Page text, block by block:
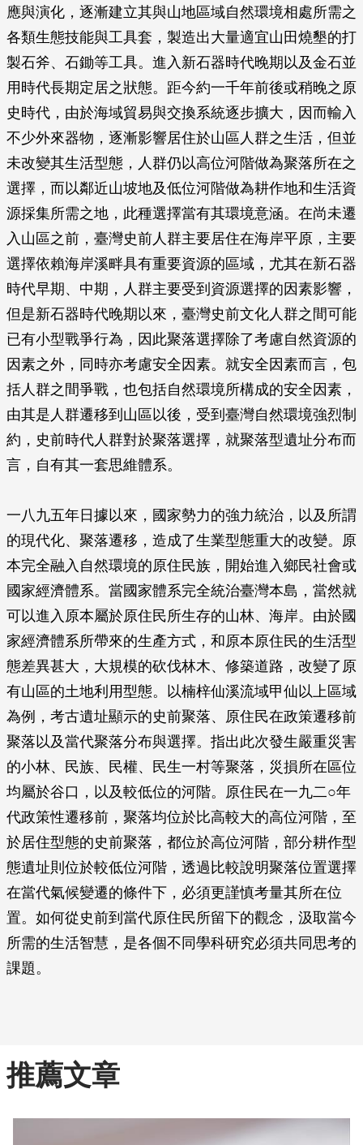
應與演化，逐漸建立其與山地區域自然環境相處所需之
各類生態技能與工具套，製造出大量適宜山田燒墾的打
製石斧、石鋤等工具。進入新石器時代晚期以及金石並
用時代長期定居之狀態。距今約一千年前後或稍晚之原
史時代，由於海域貿易與交換系統逐步擴大，因而輸入
不少外來器物，逐漸影響居住於山區人群之生活，但並
未改變其生活型態，人群仍以高位河階做為聚落所在之
選擇，而以鄰近山坡地及低位河階做為耕作地和生活資
源採集所需之地，此種選擇當有其環境意涵。在尚未遷
入山區之前，臺灣史前人群主要居住在海岸平原，主要
選擇依賴海岸溪畔具有重要資源的區域，尤其在新石器
時代早期、中期，人群主要受到資源選擇的因素影響，
但是新石器時代晚期以來，臺灣史前文化人群之間可能
已有小型戰爭行為，因此聚落選擇除了考慮自然資源的
因素之外，同時亦考慮安全因素。就安全因素而言，包
括人群之間爭戰，也包括自然環境所構成的安全因素，
由其是人群遷移到山區以後，受到臺灣自然環境強烈制
約，史前時代人群對於聚落選擇，就聚落型遺址分布而
言，自有其一套思維體系。
一八九五年日據以來，國家勢力的強力統治，以及所謂
的現代化、聚落遷移，造成了生業型態重大的改變。原
本完全融入自然環境的原住民族，開始進入鄉民社會或
國家經濟體系。當國家體系完全統治臺灣本島，當然就
可以進入原本屬於原住民所生存的山林、海岸。由於國
家經濟體系所帶來的生產方式，和原本原住民的生活型
態差異甚大，大規模的砍伐林木、修築道路，改變了原
有山區的土地利用型態。以楠梓仙溪流域甲仙以上區域
為例，考古遺址顯示的史前聚落、原住民在政策遷移前
聚落以及當代聚落分布與選擇。指出此次發生嚴重災害
的小林、民族、民權、民生一村等聚落，災損所在區位
均屬於谷口，以及較低位的河階。原住民在一九二○年
代政策性遷移前，聚落均位於比高較大的高位河階，至
於居住型態的史前聚落，都位於高位河階，部分耕作型
態遺址則位於較低位河階，透過比較說明聚落位置選擇
在當代氣候變遷的條件下，必須更謹慎考量其所在位
置。如何從史前到當代原住民所留下的觀念，汲取當今
所需的生活智慧，是各個不同學科研究必須共同思考的
課題。
推薦文章